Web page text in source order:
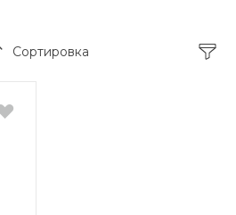
Сортировка